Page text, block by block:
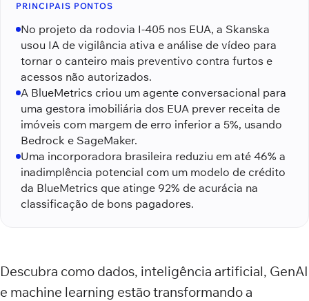
PRINCIPAIS PONTOS
No projeto da rodovia I-405 nos EUA, a Skanska
usou IA de vigilância ativa e análise de vídeo para
tornar o canteiro mais preventivo contra furtos e
acessos não autorizados.
A BlueMetrics criou um agente conversacional para
uma gestora imobiliária dos EUA prever receita de
imóveis com margem de erro inferior a 5%, usando
Bedrock e SageMaker.
Uma incorporadora brasileira reduziu em até 46% a
inadimplência potencial com um modelo de crédito
da BlueMetrics que atinge 92% de acurácia na
classificação de bons pagadores.
Descubra como dados, inteligência artificial, GenAI
e machine learning estão transformando a